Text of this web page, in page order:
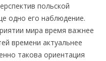
польской
одно его наблюдение.
мира время важнее
времени актуальнее
такова ориентация